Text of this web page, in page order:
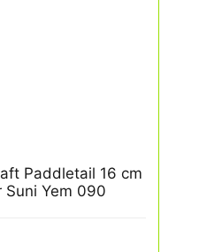
Paddletail 16 cm
Suni Yem 090